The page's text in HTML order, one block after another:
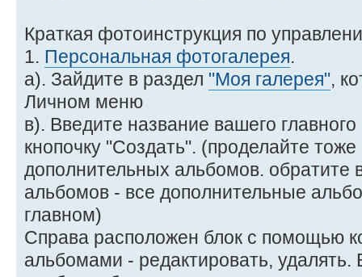
Краткая фотоинструкция по
1. Персональная фотогалерея.
а). Зайдите в раздел "Моя галерея",
Личном меню
в). Введите название вашего
кнопочку "Создать". (проделайте
дополнительных альбомов. обратите
альбомов - все дополнительные
главном)
Справа расположен блок с помощью
альбомами - редактировать,